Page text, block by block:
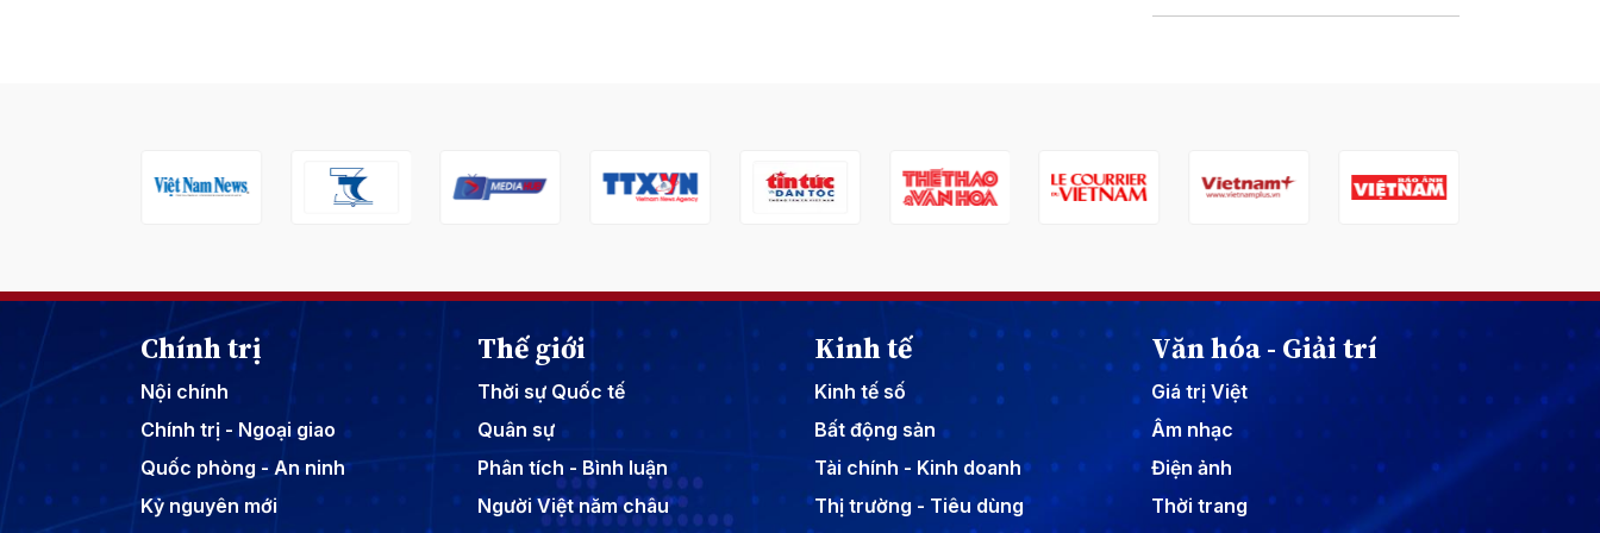
Chính trị
Nội chính
Chính trị - Ngoại giao
Quốc phòng - An ninh
Kỷ nguyên mới
Thế giới
Thời sự Quốc tế
Quân sự
Phân tích - Bình luận
Người Việt năm châu
Kinh tế
Kinh tế số
Bất động sản
Tài chính - Kinh doanh
Thị trường - Tiêu dùng
Văn hóa - Giải trí
Giá trị Việt
Âm nhạc
Điện ảnh
Thời trang